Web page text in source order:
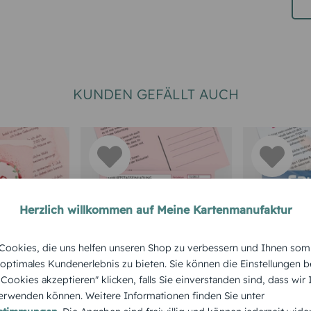
KUNDEN GEFÄLLT AUCH
50.
Geburtstagseinladun
g Partyrezept
50.
Herzlich willkommen auf Meine Kartenmanufaktur
die uns helfen unseren Shop zu verbessern und Ihnen
Kundenerlebnis zu bieten. Sie können die Einstellungen
akzeptieren" klicken, falls Sie einverstanden sind, dass
können. Weitere Informationen finden Sie unter